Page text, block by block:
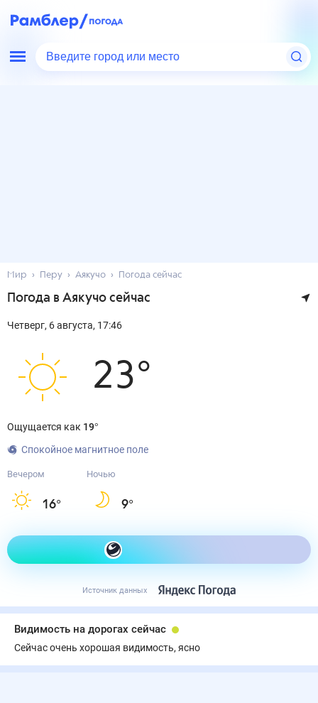
Введите город или место
Мир Перу Аякучо Погода сейчас
Погода в Аякучо сейчас
Четверг, 6августа, 17:46
23°
Ощущается как 19°
Спокойное магнитное поле
Вечером
16°
Ночью
9°
Как одеться сегодня
Источник данных
Видимость на дорогах сейчас
Сейчас очень хорошая видимость, ясно